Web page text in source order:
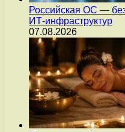
Российская ОС —
ИТ-инфраструктур
07.08.2026